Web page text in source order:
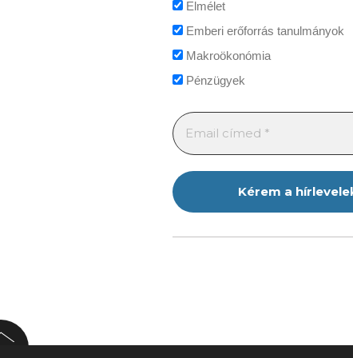
Elmélet
Emberi erőforrás tanulmányok
Makroökonómia
Pénzügyek